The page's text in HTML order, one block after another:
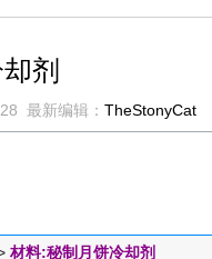
剂
最新编辑： TheStonyCat
材料:秘制月饼冷却剂